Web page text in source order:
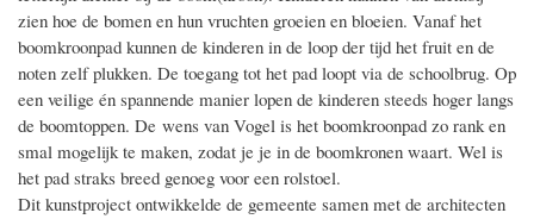
zien hoe de bomen en hun vruchten groeien en bloeien. Vanaf het
boomkroonpad kunnen de kinderen in de loop der tijd het fruit en de
noten zelf plukken. De toegang tot het pad loopt via de schoolbrug. Op
een veilige én spannende manier lopen de kinderen steeds hoger langs
de boomtoppen. De wens van Vogel is het boomkroonpad zo rank en
smal mogelijk te maken, zodat je je in de boomkronen waart. Wel is
het pad straks breed genoeg voor een rolstoel.
Dit kunstproject ontwikkelde de gemeente samen met de architecten